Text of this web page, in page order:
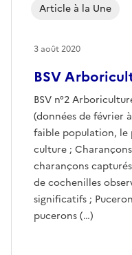
BSV
BSV n°2
(données de février
faible population, le
culture ;
charançons
de cochenilles
significatifs ;
pucerons (…)
Article à la Une
3 août 2020